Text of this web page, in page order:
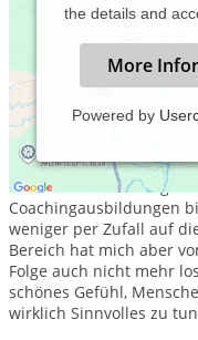
the details and
More
Powered by
Mein Name ist Klaus
arbeite seit drei Jahren
Gesundheitscoaching.
Coachingausbildungen
weniger per Zufall auf
Bereich hat mich aber
Folge auch nicht mehr
schönes Gefühl,
wirklich Sinnvolles zu